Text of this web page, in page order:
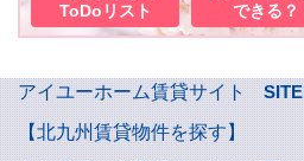
ToDoリスト
できる？
アイユーホーム賃貸サイト
【北九州賃貸物件を探す】